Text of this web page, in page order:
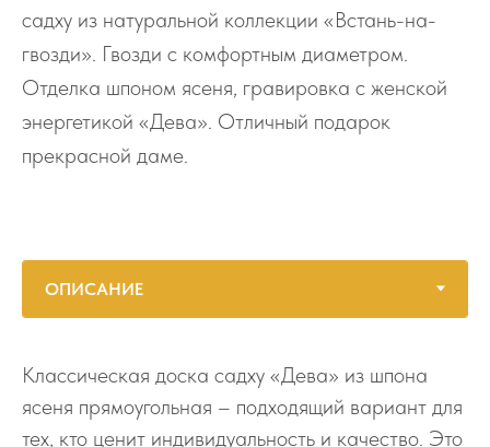
садху из натуральной коллекции «Встань-на-
гвозди». Гвозди с комфортным диаметром.
Отделка шпоном ясеня, гравировка с женской
энергетикой «Дева». Отличный подарок
прекрасной даме.
Классическая доска садху «Дева» из шпона
ясеня прямоугольная – подходящий вариант для
тех, кто ценит индивидуальность и качество. Это